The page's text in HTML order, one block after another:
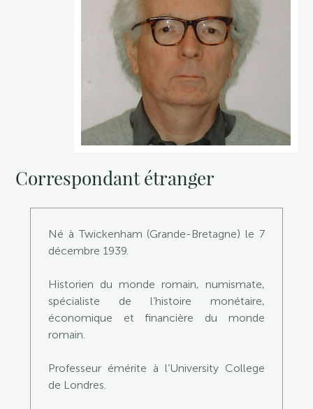
Correspondant étranger
Né à Twickenham (Grande-Bretagne) le 7
décembre 1939.
Historien du monde romain, numismate,
spécialiste de l’histoire monétaire,
économique et financière du monde
romain.
Professeur émérite à l’University College
de Londres.